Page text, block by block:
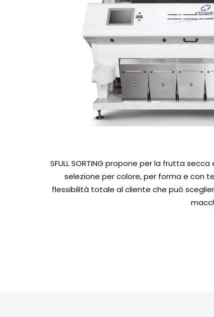
Hit enter to search or ESC to close
SFULL SORTING propone per la frutta
selezione per colore, per forma e con
flessibilità totale al cliente che può